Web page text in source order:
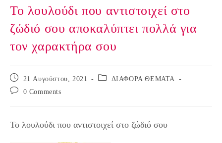
Το λουλούδι που αντιστοιχεί στο
ζώδιό σου αποκαλύπτει πολλά για
τον χαρακτήρα σου
Post
published:
21 Αυγούστου, 2021
Post
ΔΙΑΦΟΡΑ ΘΕΜΑΤΑ
Post
0 Comments
Το λουλούδι που αντιστοιχεί στο ζώδιό σου